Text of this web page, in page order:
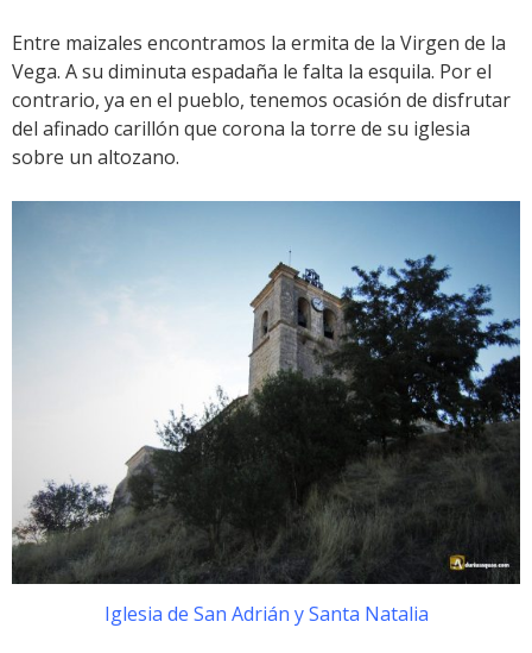
Entre maizales encontramos la ermita de la Virgen de la
Vega. A su diminuta espadaña le falta la esquila. Por el
contrario, ya en el pueblo, tenemos ocasión de disfrutar
del afinado carillón que corona la torre de su iglesia
sobre un altozano.
Iglesia de San Adrián y Santa Natalia